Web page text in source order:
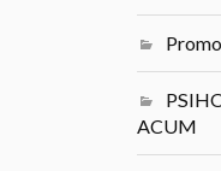
ACUM